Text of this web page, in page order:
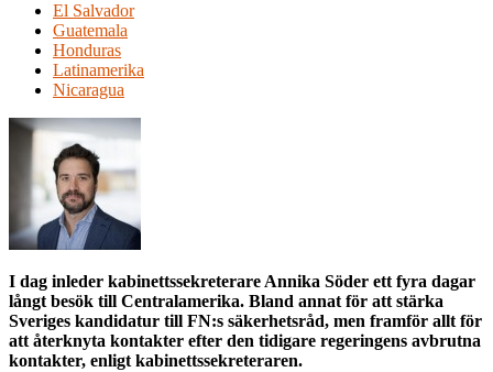
El Salvador
Guatemala
Honduras
Latinamerika
Nicaragua
I dag inleder kabinettssekreterare Annika Söder ett fyra dagar
långt besök till Centralamerika. Bland annat för att stärka
Sveriges kandidatur till FN:s säkerhetsråd, men framför allt för
att återknyta kontakter efter den tidigare regeringens avbrutna
kontakter, enligt kabinettssekreteraren.